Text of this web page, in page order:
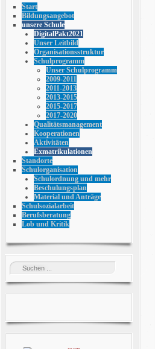
Start
Bildungsangebot
unsere Schule
DigitalPakt2021
Unser Leitbild
Organisationsstruktur
Schulprogramm
Unser Schulprogramm
2009-2011
2011-2013
2013-2015
2015-2017
2017-2020
Qualitätsmanagement
Kooperationen
Aktivitäten
Exmatrikulationen
Standorte
Schulorganisation
Schulordnung und mehr
Beschulungsplan
Material und Anträge
Schulsozialarbeit
Berufsberatung
Lob und Kritik